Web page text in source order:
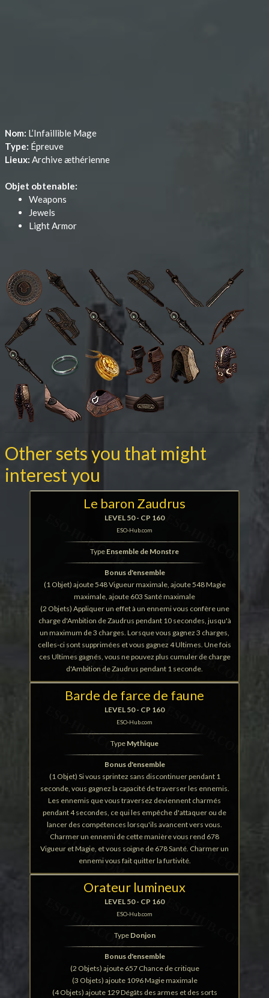
Nom: L’Infaillible Mage
Type: Épreuve
Lieux: Archive æthérienne
Objet obtenable:
Weapons
Jewels
Light Armor
Other sets you that might
interest you
Le baron Zaudrus
LEVEL 50 - CP 160
ESO-Hub.com
Type Ensemble de Monstre
Bonus d'ensemble
(1 Objet) ajoute 548 Vigueur maximale, ajoute 548 Magie
maximale, ajoute 603 Santé maximale
(2 Objets) Appliquer un effet à un ennemi vous confère une
charge d'Ambition de Zaudrus pendant 10 secondes, jusqu'à
un maximum de 3 charges. Lorsque vous gagnez 3 charges,
celles-ci sont supprimées et vous gagnez 4 Ultimes. Une fois
ces Ultimes gagnés, vous ne pouvez plus cumuler de charge
d'Ambition de Zaudrus pendant 1 seconde.
Barde de farce de faune
LEVEL 50 - CP 160
ESO-Hub.com
Type Mythique
Bonus d'ensemble
(1 Objet) Si vous sprintez sans discontinuer pendant 1
seconde, vous gagnez la capacité de traverser les ennemis.
Les ennemis que vous traversez deviennent charmés
pendant 4 secondes, ce qui les empêche d'attaquer ou de
lancer des compétences lorsqu'ils avancent vers vous.
Charmer un ennemi de cette manière vous rend 678
Vigueur et Magie, et vous soigne de 678 Santé. Charmer un
ennemi vous fait quitter la furtivité.
Orateur lumineux
LEVEL 50 - CP 160
ESO-Hub.com
Type Donjon
Bonus d'ensemble
(2 Objets) ajoute 657 Chance de critique
(3 Objets) ajoute 1096 Magie maximale
(4 Objets) ajoute 129 Dégâts des armes et des sorts